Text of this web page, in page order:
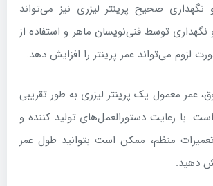
صحیح پرینتر لیزری نیز می‌تواند
نگهداری توسط فنی‌نویسان ماهر و استفاده از
لزوم می‌تواند عمر پرینتر را افزایش دهد.
عمر معمول یک پرینتر لیزری به طور تقریبی
10 سال است. با رعایت دستورالعمل‌های تولید کننده و
منظم، ممکن است بتوانید طول عمر
دهید.